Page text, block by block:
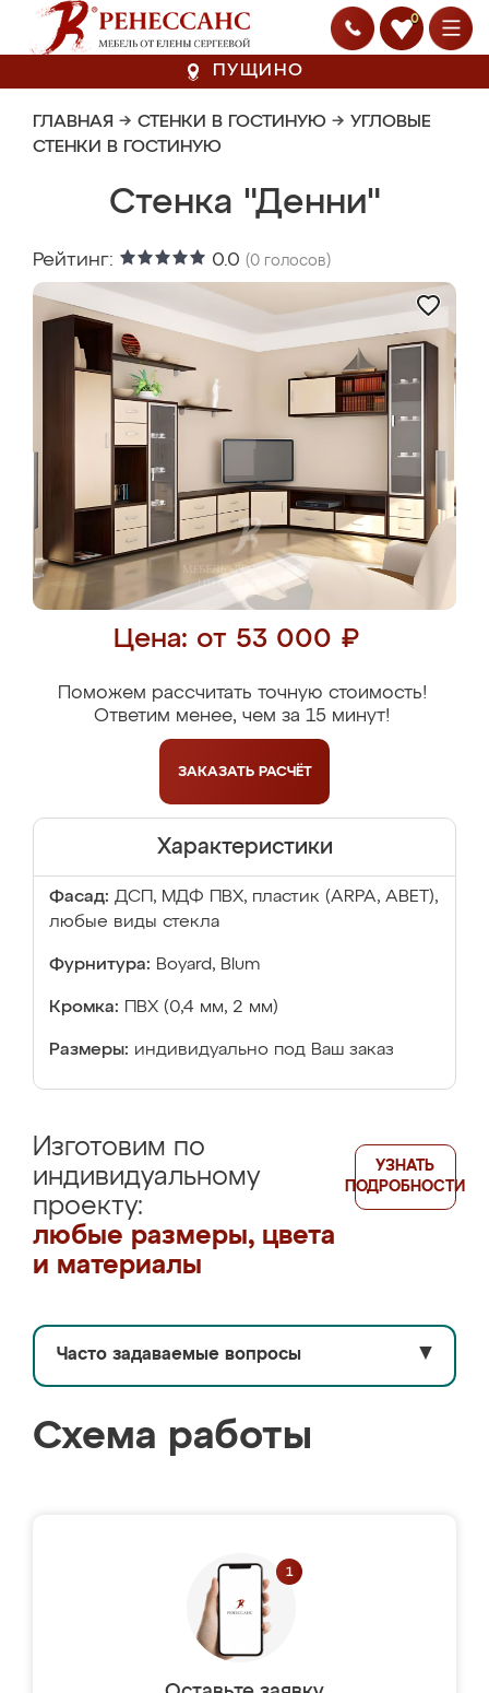
0
ПУЩИНО
ГЛАВНАЯ → СТЕНКИ В ГОСТИНУЮ → УГЛОВЫЕ
СТЕНКИ В ГОСТИНУЮ
Стенка "Денни"
Рейтинг: 0.0 (0 голосов)
Цена: от 53 000 ₽
Поможем рассчитать точную стоимость!
Ответим менее, чем за 15 минут!
ЗАКАЗАТЬ РАСЧЁТ
Характеристики
Фасад: ДСП, МДФ ПВХ, пластик (ARPA, ABET),
любые виды стекла
Фурнитура: Boyard, Blum
Кромка: ПВХ (0,4 мм, 2 мм)
Размеры: индивидуально под Ваш заказ
Изготовим по
индивидуальному
проекту:
любые размеры, цвета
и материалы
УЗНАТЬ
ПОДРОБНОСТИ
Часто задаваемые вопросы ▼
Схема работы